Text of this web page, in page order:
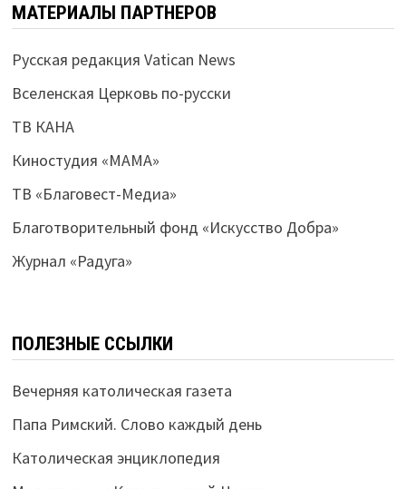
МАТЕРИАЛЫ ПАРТНЕРОВ
Русская редакция Vatican News
Вселенская Церковь по-русски
ТВ КАНА
Киностудия «МАМА»
ТВ «Благовест-Медиа»
Благотворительный фонд «Искусство Добра»
Журнал «Радуга»
ПОЛЕЗНЫЕ ССЫЛКИ
Вечерняя католическая газета
Папа Римский. Слово каждый день
Католическая энциклопедия